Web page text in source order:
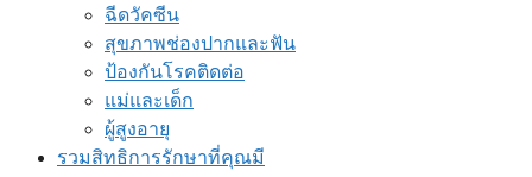
ฉีดวัคซีน
สุขภาพช่องปากและฟัน
ป้องกันโรคติดต่อ
แม่และเด็ก
ผู้สูงอายุ
รวมสิทธิการรักษาที่คุณมี